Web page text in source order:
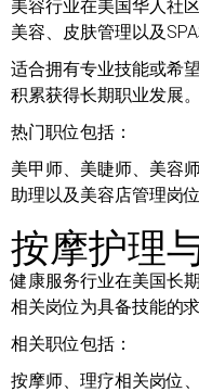
美容行业在美国华人社
美容、皮肤管理以及
适合拥有专业技能或希
积累获得长期职业发展。
热门职位包括：
美甲师、美睫师、美容
助理以及美容店管理岗位
按摩护理
健康服务行业在美国长
相关岗位为具备技能的
相关职位包括：
按摩师、理疗相关岗位